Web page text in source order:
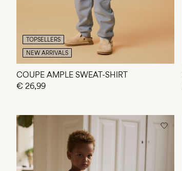
TOPSELLERS
NEW ARRIVALS
COUPE AMPLE SWEAT-SHIRT
€ 26,99